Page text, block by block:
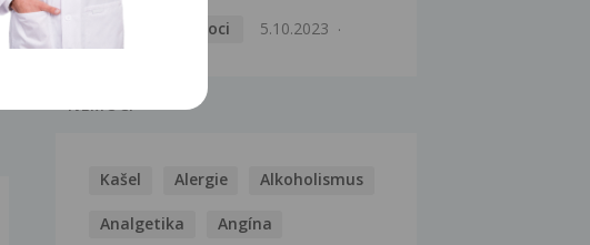
Pohlavní nemoci
5.10.2023
NEMOCI
Kašel Alergie Alkoholismus
Analgetika Angína